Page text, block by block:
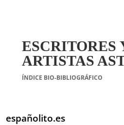
ESCRITORES
ARTISTAS
ÍNDICE BIO-BIBLIOGRÁFICO
españolito.es